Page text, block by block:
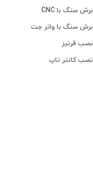
برش سنگ با CNC
برش سنگ با واتر جت
نصب قرنیز
نصب کانتر تاپ